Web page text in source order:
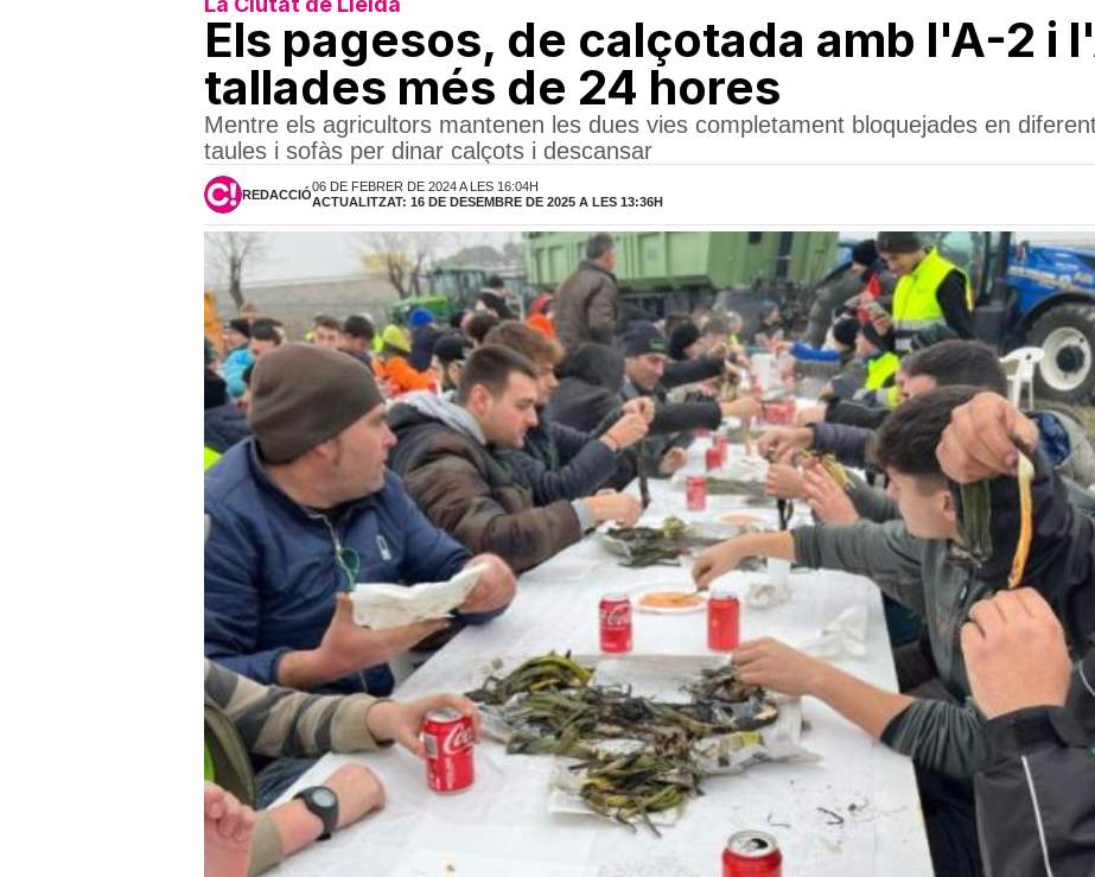
Els pagesos, de calçotada amb l'A-2 i
tallades més de 24 hores
Mentre els agricultors mantenen les dues vies completament bloquejades en
taules i sofàs per dinar calçots i descansar
REDACCIÓ
06 DE FEBRER DE 2024 A LES 16:04H
ACTUALITZAT: 16 DE DESEMBRE DE 2025 A LES 13:36H